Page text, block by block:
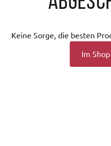
Keine Sorge, die besten
Im